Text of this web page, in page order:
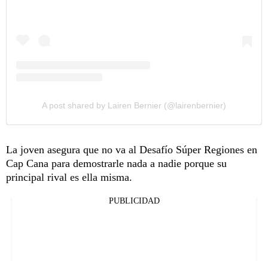
A post shared by Lairen Bernier (@lairenbernier)
La joven asegura que no va al Desafío Súper Regiones en
Cap Cana para demostrarle nada a nadie porque su
principal rival es ella misma.
PUBLICIDAD